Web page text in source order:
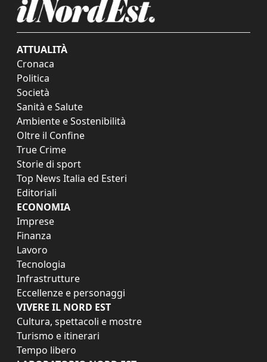
ATTUALITÀ
Cronaca
Politica
Società
Sanità e Salute
Ambiente e Sostenibilità
Oltre il Confine
True Crime
Storie di sport
Top News Italia ed Esteri
Editoriali
ECONOMIA
Imprese
Finanza
Lavoro
Tecnologia
Infrastrutture
Eccellenze e personaggi
VIVERE IL NORD EST
Cultura, spettacoli e mostre
Turismo e itinerari
Tempo libero